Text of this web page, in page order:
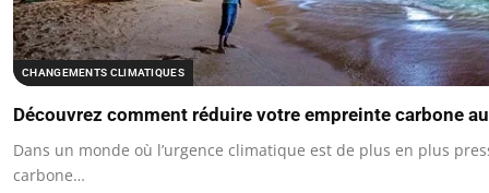
CHANGEMENTS CLIMATIQUES
Découvrez comment réduire votre empreinte carbone
Dans un monde où l’urgence climatique est de plus en plus
carbone…